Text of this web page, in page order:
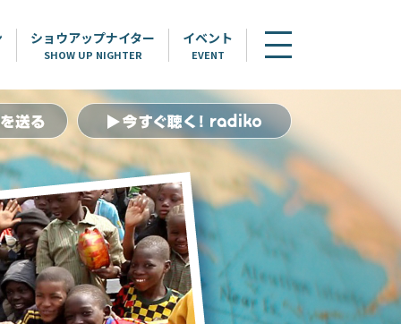
ショウアップナイター
SHOW UP NIGHTER
イベント
EVENT